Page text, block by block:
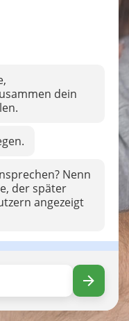
dein
Nenn
der später
angezeigt